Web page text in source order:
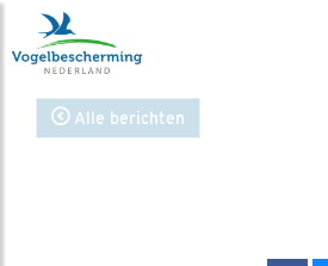
Alle berichten